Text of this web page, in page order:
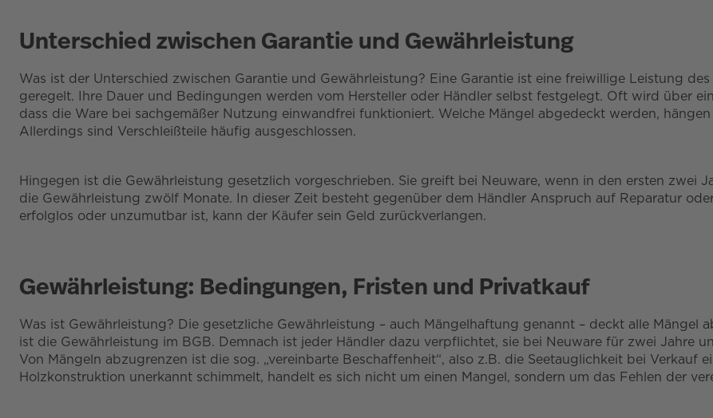
Unterschied zwischen Garantie und Gewährleistung
Was ist der Unterschied zwischen Garantie und Gewährleistung? Eine Garantie ist eine freiwillige Leistung
geregelt. Ihre Dauer und Bedingungen werden vom Hersteller oder Händler selbst festgelegt. Oft wird über
dass die Ware bei sachgemäßer Nutzung einwandfrei funktioniert. Welche Mängel abgedeckt werden,
Allerdings sind Verschleißteile häufig ausgeschlossen.
Hingegen ist die Gewährleistung gesetzlich vorgeschrieben. Sie greift bei Neuware, wenn in den ersten zwei
die Gewährleistung zwölf Monate. In dieser Zeit besteht gegenüber dem Händler Anspruch auf Reparatur
erfolglos oder unzumutbar ist, kann der Käufer sein Geld zurückverlangen.
Gewährleistung: Bedingungen, Fristen und Privatkauf
Was ist Gewährleistung? Die gesetzliche Gewährleistung – auch Mängelhaftung genannt – deckt alle
ist die Gewährleistung im BGB. Demnach ist jeder Händler dazu verpflichtet, sie bei Neuware für zwei Jahre
Von Mängeln abzugrenzen ist die sog. „vereinbarte Beschaffenheit“, also z.B. die Seetauglichkeit bei Verkauf
Holzkonstruktion unerkannt schimmelt, handelt es sich nicht um einen Mangel, sondern um das Fehlen der